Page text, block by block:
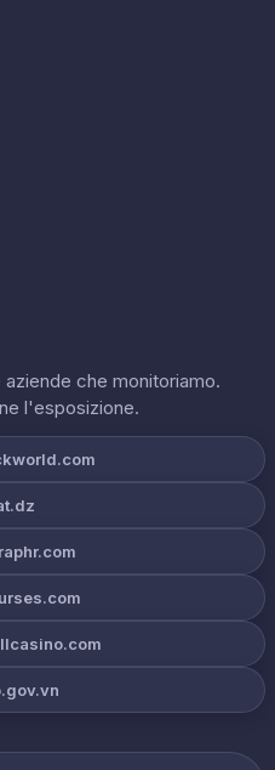
che monitoriamo.
l'esposizione.